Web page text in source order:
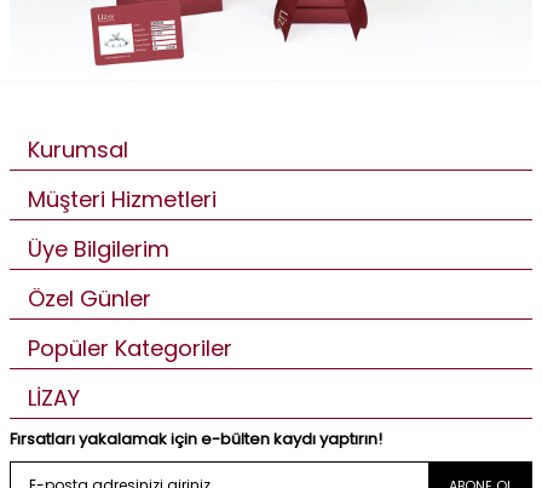
Kurumsal
Müşteri Hizmetleri
Üye Bilgilerim
Özel Günler
Popüler Kategoriler
LİZAY
Fırsatları yakalamak için e-bülten kaydı yaptırın!